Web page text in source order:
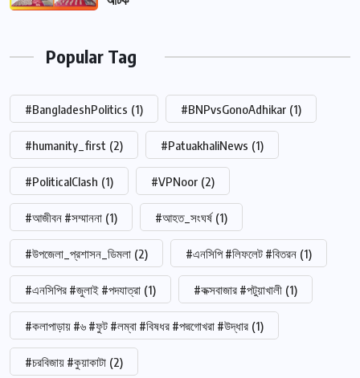
Popular Tag
#BangladeshPolitics (1) #BNPvsGonoAdhikar (1)
#humanity_first (2) #PatuakhaliNews (1)
#PoliticalClash (1) #VPNoor (2)
#আজীবন #সম্মাননা (1) #আহত_সংঘর্ষ (1)
#উপজেলা_প্রশাসন_ডিমলা (2) #এনসিপি #লিফলেট #বিতরন (1)
#এনসিপির #জুলাই #পদযাত্রা (1) #কক্সবাজার #পটুয়াখালী (1)
#কলাপাড়ায় #৬ #ফুট #লম্বা #বিষধর #পদ্মগোখরা #উদ্ধার (1)
#চরবিজায় #কুয়াকাটা (2)